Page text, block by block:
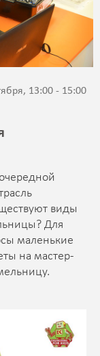
13:00 - 15:00
виды
Для
маленькие
на мастер-